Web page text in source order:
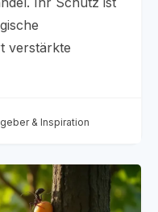
verstärkte
& Inspiration